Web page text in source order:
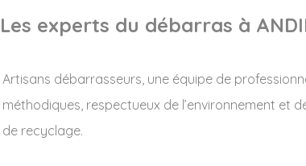
Les experts du débarras à
Artisans débarrasseurs, une équipe de
méthodiques, respectueux de l’environnement et
de recyclage.